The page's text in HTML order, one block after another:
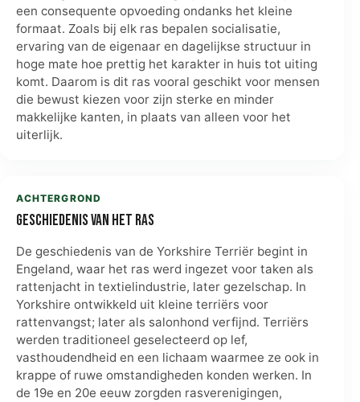
een consequente opvoeding ondanks het kleine
formaat. Zoals bij elk ras bepalen socialisatie,
ervaring van de eigenaar en dagelijkse structuur in
hoge mate hoe prettig het karakter in huis tot uiting
komt. Daarom is dit ras vooral geschikt voor mensen
die bewust kiezen voor zijn sterke en minder
makkelijke kanten, in plaats van alleen voor het
uiterlijk.
ACHTERGROND
Geschiedenis van het ras
De geschiedenis van de Yorkshire Terriër begint in
Engeland, waar het ras werd ingezet voor taken als
rattenjacht in textielindustrie, later gezelschap. In
Yorkshire ontwikkeld uit kleine terriërs voor
rattenvangst; later als salonhond verfijnd. Terriërs
werden traditioneel geselecteerd op lef,
vasthoudendheid en een lichaam waarmee ze ook in
krappe of ruwe omstandigheden konden werken. In
de 19e en 20e eeuw zorgden rasverenigingen,